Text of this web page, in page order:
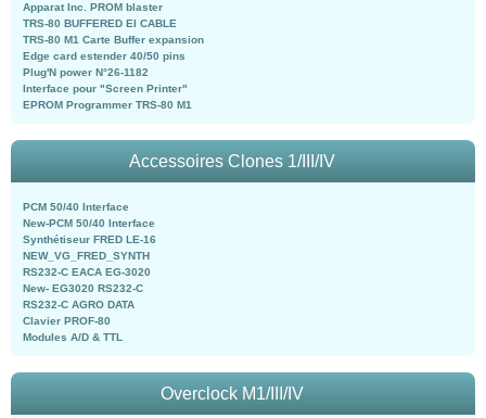
Apparat Inc. PROM blaster
TRS-80 BUFFERED EI CABLE
TRS-80 M1 Carte Buffer expansion
Edge card estender 40/50 pins
Plug'N power N°26-1182
Interface pour "Screen Printer"
EPROM Programmer TRS-80 M1
Accessoires Clones 1/III/IV
PCM 50/40 Interface
New-PCM 50/40 Interface
Synthétiseur FRED LE-16
NEW_VG_FRED_SYNTH
RS232-C EACA EG-3020
New- EG3020 RS232-C
RS232-C AGRO DATA
Clavier PROF-80
Modules A/D & TTL
Overclock M1/III/IV